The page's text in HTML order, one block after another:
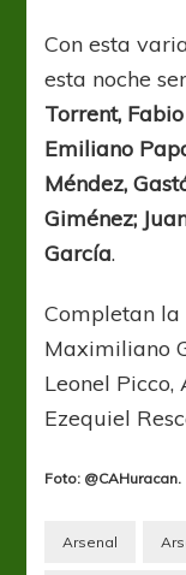
Con esta
esta noche
Torrent,
Emiliano
Méndez,
Giménez;
García.
Completan la
Maximiliano
Leonel Picco,
Ezequiel
Foto: @CAHuracan.
Arsenal